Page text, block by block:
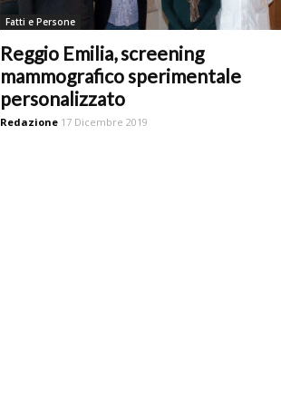
Fatti e Persone
Reggio Emilia, screening
mammografico sperimentale
personalizzato
Redazione 17 Dicembre 2019